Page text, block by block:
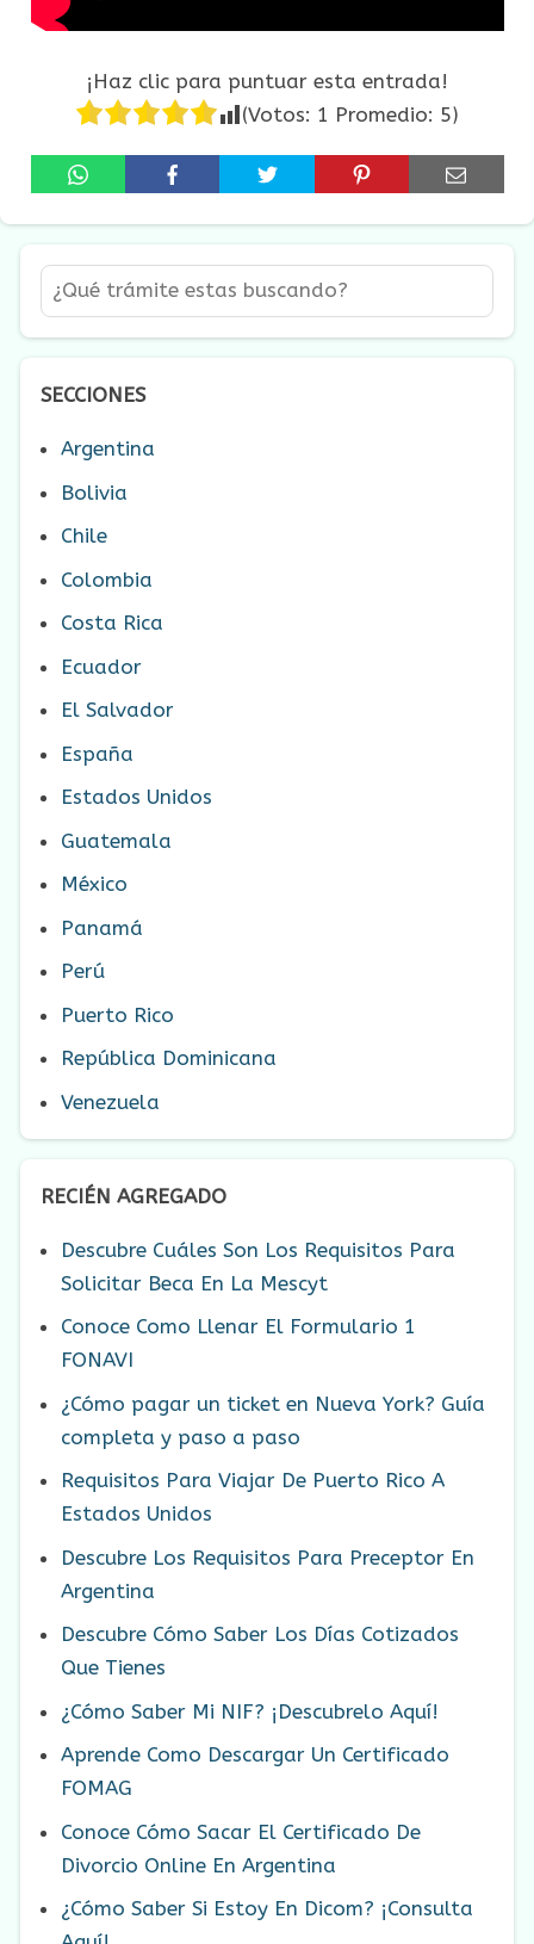
¡Haz clic para puntuar esta entrada!
(Votos: 1 Promedio: 5)
SECCIONES
Argentina
Bolivia
Chile
Colombia
Costa Rica
Ecuador
El Salvador
España
Estados Unidos
Guatemala
México
Panamá
Perú
Puerto Rico
República Dominicana
Venezuela
RECIÉN AGREGADO
Descubre Cuáles Son Los Requisitos Para
Solicitar Beca En La Mescyt
Conoce Como Llenar El Formulario 1
FONAVI
¿Cómo pagar un ticket en Nueva York? Guía
completa y paso a paso
Requisitos Para Viajar De Puerto Rico A
Estados Unidos
Descubre Los Requisitos Para Preceptor En
Argentina
Descubre Cómo Saber Los Días Cotizados
Que Tienes
¿Cómo Saber Mi NIF? ¡Descubrelo Aquí!
Aprende Como Descargar Un Certificado
FOMAG
Conoce Cómo Sacar El Certificado De
Divorcio Online En Argentina
¿Cómo Saber Si Estoy En Dicom? ¡Consulta